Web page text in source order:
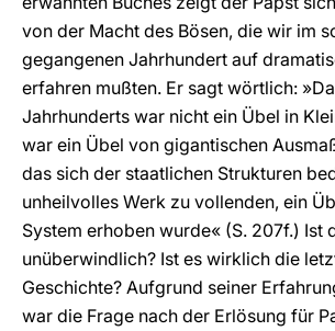
von der Macht des Bösen, die wir im
gegangenen Jahrhundert auf
erfahren mußten. Er sagt wörtlich:
Jahrhunderts war nicht ein Übel in
war ein Übel von gigantischen
das sich der staatlichen Strukturen
unheilvolles Werk zu vollenden, ein
System erhoben wurde« (S. 207f.) Ist
unüberwindlich? Ist es wirklich die
Geschichte? Aufgrund seiner
war die Frage nach der Erlösung für